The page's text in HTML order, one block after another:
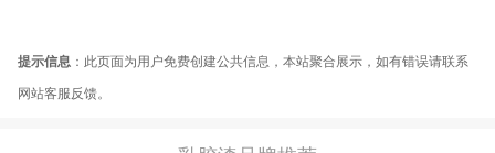
提示信息 ：此页面为用户免费创建公共信息，本站聚合展示，如有错误请联系
网站客服反馈。